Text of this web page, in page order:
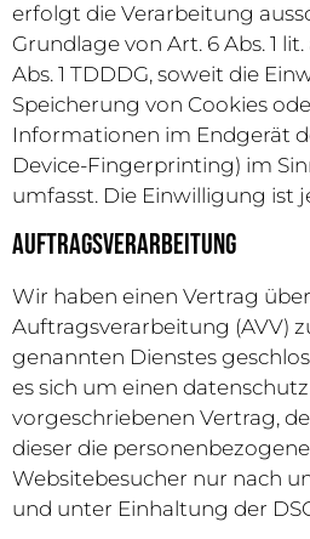
erfolgt die Verarbeitung
Grundlage von Art. 6 Abs. 1 lit.
Abs. 1 TDDDG, soweit die
Speicherung von Cookies
Informationen im Endgerät
Device-Fingerprinting) im
umfasst. Die Einwilligung ist
Auftragsverarbeitung
Wir haben einen Vertrag über
Auftragsverarbeitung (AVV)
genannten Dienstes
es sich um einen
vorgeschriebenen Vertrag,
dieser die
Websitebesucher nur nach
und unter Einhaltung der